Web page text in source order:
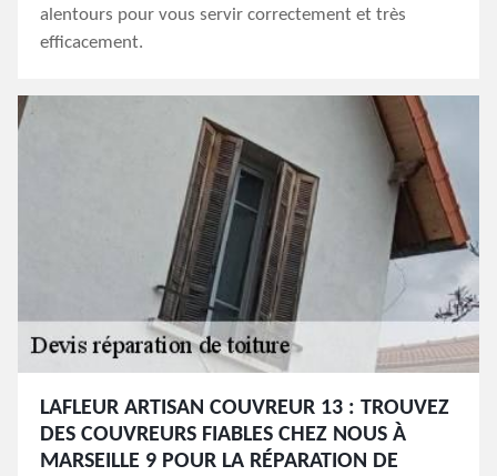
alentours pour vous servir correctement et très
efficacement.
LAFLEUR ARTISAN COUVREUR 13 : TROUVEZ
DES COUVREURS FIABLES CHEZ NOUS À
MARSEILLE 9 POUR LA RÉPARATION DE